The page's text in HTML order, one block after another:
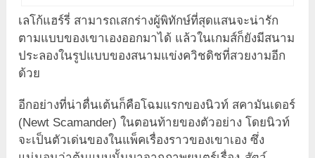
เลโก้แฮร์รี่ สามารถเสกร่างผู้พิทักษ์ที่สุดแสนจะน่ารัก
ตามแบบของเขาเองออกมาได้ แล้วในเกมส์ก็ยังมีสนาม
ประลองในรูปแบบของสนามแข่งควิชดิชที่สวยงามอีก
ด้วย
อีกอย่างที่น่าตื่นเต้นก็คือโฉมแรกของนิวท์ สคามันเดอร์
(Newt Scamander) ในตอนท้ายของตัวอย่าง โดยนิวท์
จะเป็นตัวเด่นของในแพ็คเรื่องราวของเขาเอง ซึ่ง